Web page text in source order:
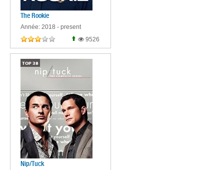
The Rookie
Année: 2018 - present
9526
TOP 38
Nip/Tuck